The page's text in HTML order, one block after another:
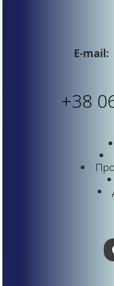
E-mail:
+38